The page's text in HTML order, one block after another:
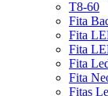
T8-60
Fita
Fita
Fita
Fita
Fita
Fitas